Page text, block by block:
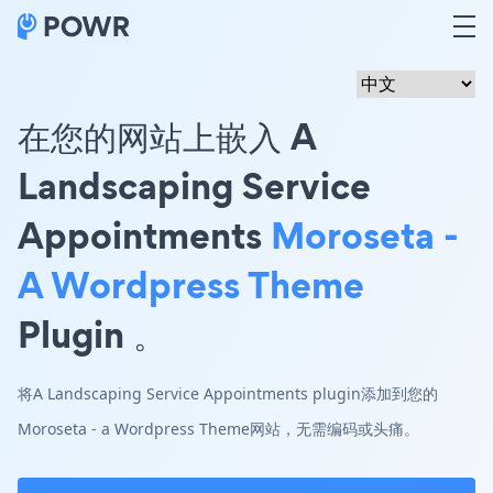
在您的网站上嵌入 A
Landscaping Service
Appointments Moroseta -
A Wordpress Theme
Plugin 。
将A Landscaping Service Appointments plugin添加到您的
Moroseta - a Wordpress Theme网站，无需编码或头痛。